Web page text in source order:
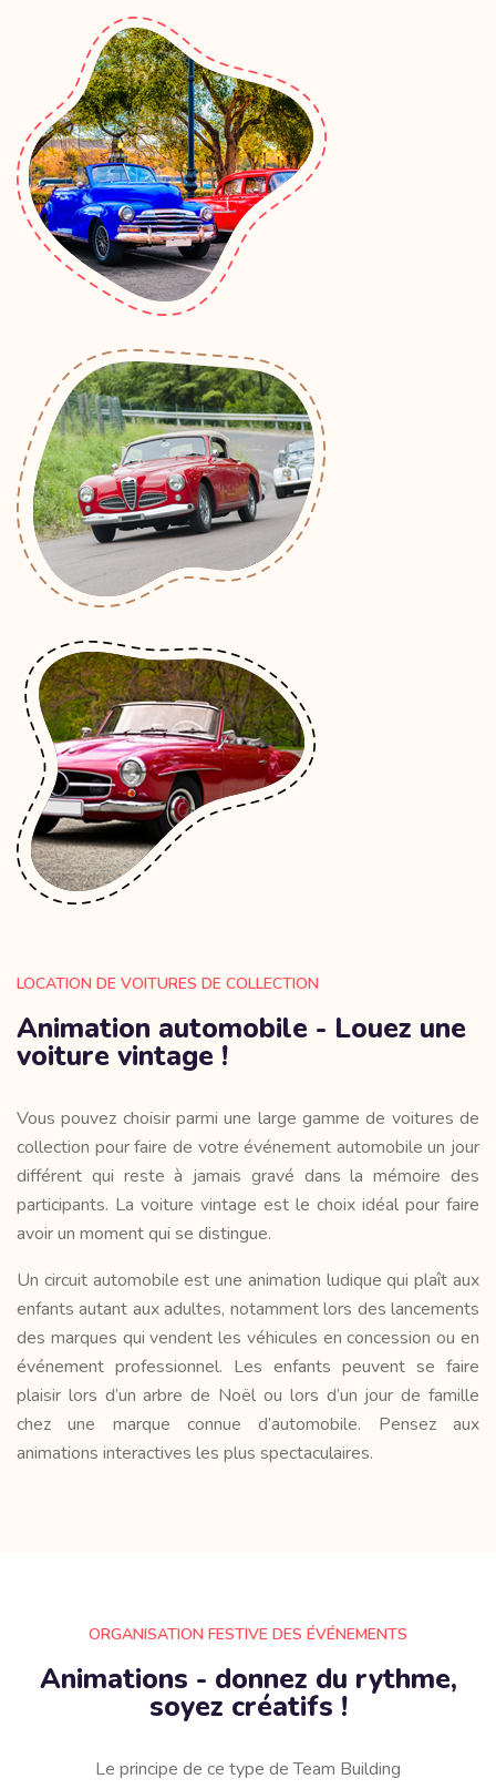
LOCATION DE VOITURES DE COLLECTION
Animation automobile - Louez une
voiture vintage !
Vous pouvez choisir parmi une large gamme de voitures de
collection pour faire de votre événement automobile un jour
différent qui reste à jamais gravé dans la mémoire des
participants. La voiture vintage est le choix idéal pour faire
avoir un moment qui se distingue.
Un circuit automobile est une animation ludique qui plaît aux
enfants autant aux adultes, notamment lors des lancements
des marques qui vendent les véhicules en concession ou en
événement professionnel. Les enfants peuvent se faire
plaisir lors d’un arbre de Noël ou lors d’un jour de famille
chez une marque connue d’automobile. Pensez aux
animations interactives les plus spectaculaires.
ORGANISATION FESTIVE DES ÉVÉNEMENTS
Animations - donnez du rythme,
soyez créatifs !
Le principe de ce type de Team Building